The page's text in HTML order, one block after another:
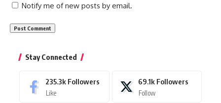
Notify me of new posts by email.
Stay Connected
235.3k Followers
Like
69.1k Followers
Follow